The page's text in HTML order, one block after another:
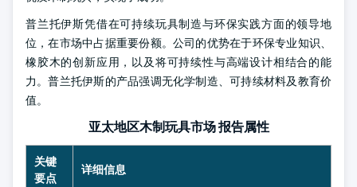
普兰托伊斯凭借在可持续玩具制造与环保实践方面的领导地
位，在市场中占据重要份额。公司的优势在于环保专业知识、
橡胶木的创新应用，以及将可持续性与高端设计相结合的能
力。普兰托伊斯的产品强调无化学制造、可持续材料及教育价
值。
亚太地区木制玩具市场 报告属性
关键
要点
详细信息